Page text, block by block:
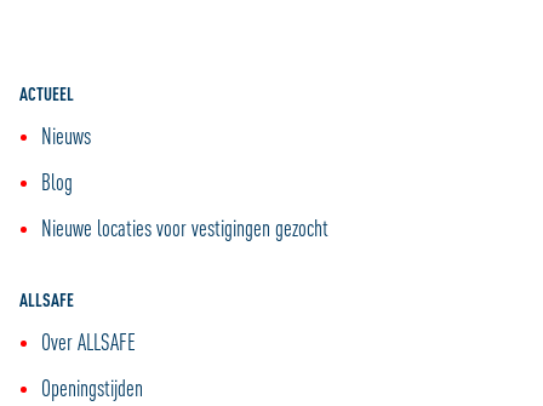
ACTUEEL
Nieuws
Blog
Nieuwe locaties voor vestigingen gezocht
ALLSAFE
Over ALLSAFE
Openingstijden